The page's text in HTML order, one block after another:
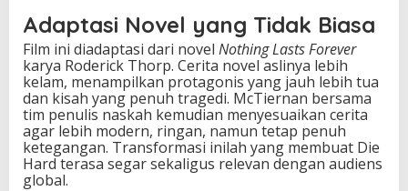
n
a
Adaptasi Novel yang Tidak Biasa
Film ini diadaptasi dari novel Nothing Lasts Forever
karya Roderick Thorp. Cerita novel aslinya lebih
kelam, menampilkan protagonis yang jauh lebih tua
dan kisah yang penuh tragedi. McTiernan bersama
tim penulis naskah kemudian menyesuaikan cerita
agar lebih modern, ringan, namun tetap penuh
ketegangan. Transformasi inilah yang membuat Die
Hard terasa segar sekaligus relevan dengan audiens
global.